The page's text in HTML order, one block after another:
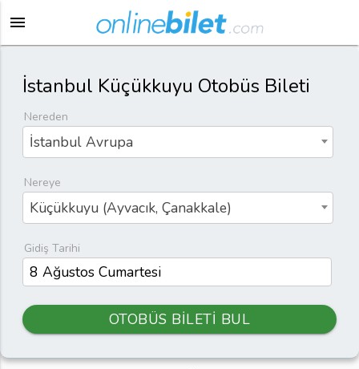
menu
İstanbul Küçükkuyu Otobüs Bileti
Nereden
İstanbul Avrupa
Nereye
Küçükkuyu (Ayvacık, Çanakkale)
Gidiş Tarihi
OTOBÜS BİLETİ BUL